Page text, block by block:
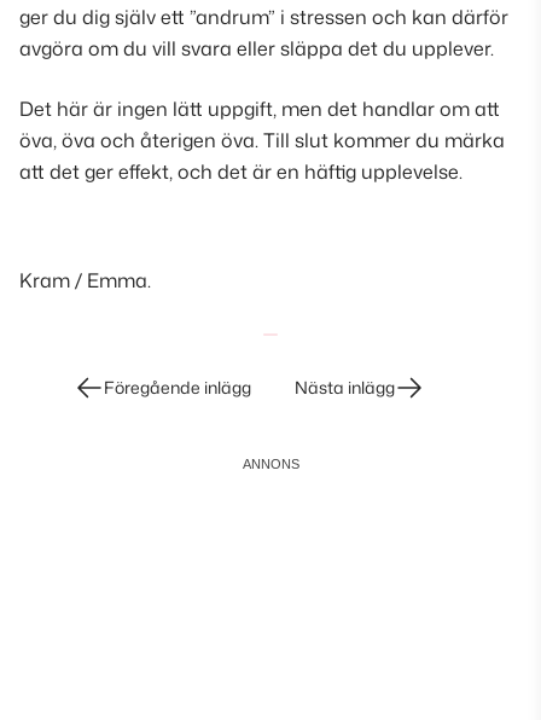
ger du dig själv ett ”andrum” i stressen och kan därför
avgöra om du vill svara eller släppa det du upplever.
Det här är ingen lätt uppgift, men det handlar om att
öva, öva och återigen öva. Till slut kommer du märka
att det ger effekt, och det är en häftig upplevelse.
Kram / Emma.
InläggsnavigeringFöregående inlägg Nästa inlägg